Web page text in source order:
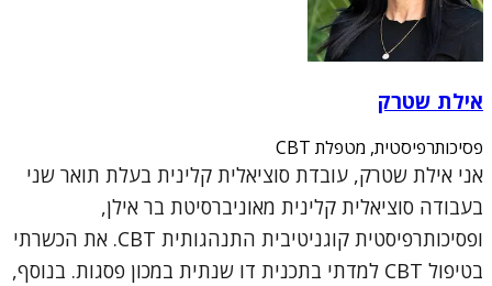
אילת שטרק
פסיכותרפיסטית, מטפלת CBT
אני אילת שטרק, עובדת סוציאלית קלינית בעלת תואר שני
בעבודה סוציאלית קלינית מאוניברסיטת בר אילן,
ופסיכותרפיסטית קוגניטיבית התנהגותית CBT. את הכשרתי
בטיפול CBT למדתי בתכנית דו שנתית במכון פסגות. בנוסף,